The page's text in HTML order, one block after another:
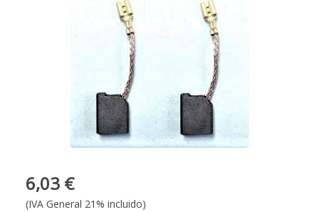
6,03 €
(IVA General 21% incluido)